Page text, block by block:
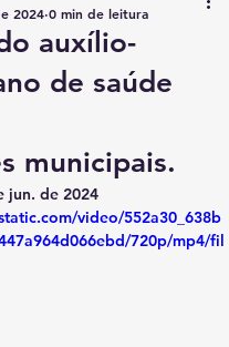
auxílio-
de saúde
municipais.
2024 0 min de leitura
jun. de 2024
video/552a30_638b
720p/mp4/fil